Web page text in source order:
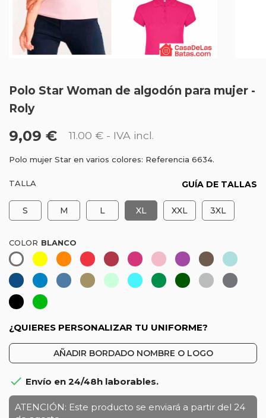
Polo Star Woman de algodón para mujer -
Roly
9,09 € 11.00 € - IVA incl.
Polo mujer Star en varios colores: Referencia 6634.
TALLA GUÍA DE TALLAS
S M L XL XXL 3XL
COLOR
BlancoAmarilloNaranja-
Coral
Rojo GranateFucsiaRosa
claro
MoradoMarrón
Azul
marino
Azul
Azul
Caqui-Níquel-TurquesaVerdeVerdeGris
Gris
NegroVerde
¿QUIERES PERSONALIZAR TU UNIFORME?
AÑADIR BORDADO NOMBRE O LOGO
 Envío en 24/48h laborables.
ATENCIÓN: Este producto se enviará a partir del 24